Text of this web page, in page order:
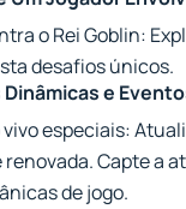
o Rei Goblin:
desafios únicos.
e
vivo especiais:
Capte a
de jogo.